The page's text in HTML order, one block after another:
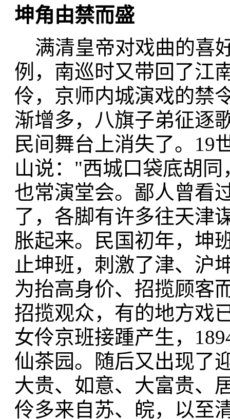
坤角由禁而盛
满清皇帝对戏曲的喜
例，南巡时又带回了江
伶，京师内城演戏的禁
渐增多，八旗子弟征逐
民间舞台上消失了。19
山说："西城口袋底胡
也常演堂会。鄙人曾看
了，各脚有许多往天津
胀起来。民国初年，坤
止坤班，刺激了津、沪
为抬高身价、招揽顾客
招揽观众，有的地方戏
女伶京班接踵产生，
仙茶园。随后又出现了
大贵、如意、大富贵、
伶多来自苏、皖，以至